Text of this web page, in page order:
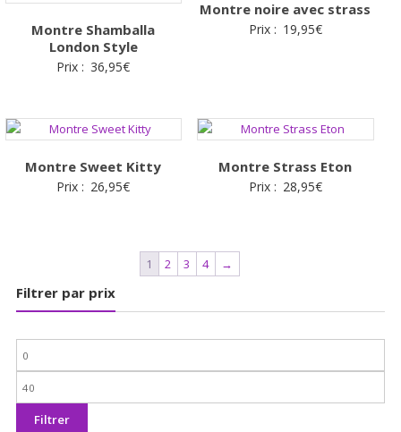
Montre Shamballa
London Style
Prix : 36,95€
Montre noire avec strass
Prix : 19,95€
Montre Sweet Kitty
Prix : 26,95€
Montre Strass Eton
Prix : 28,95€
1 2 3 4 →
Filtrer par prix
Prix
min
Prix
max
Filtrer